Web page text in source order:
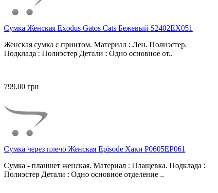
Сумка Женская Exodus Gatos Cats Бежевый S2402EX051
Женская сумка с принтом. Материал : Лен. Полиэстер.
Подклада : Полиэстер Детали : Одно основное от..
799.00 грн
Сумка через плечо Женская Episode Хаки P0605EP061
Сумка - планшет женская. Материал : Плащевка. Подклада :
Полиэстер Детали : Одно основное отделение ..